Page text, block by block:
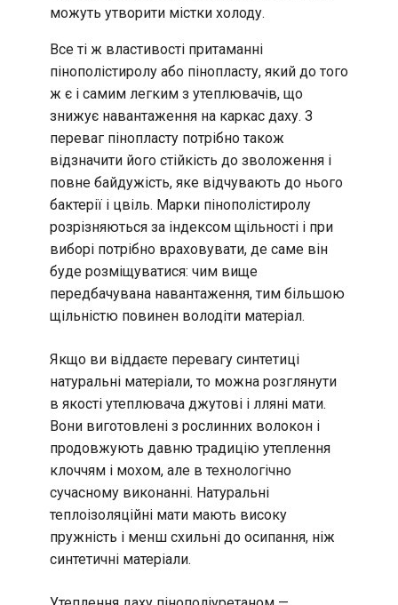
можуть утворити містки холоду.
Все ті ж властивості притаманні
пінополістиролу або пінопласту, який до того
ж є і самим легким з утеплювачів, що
знижує навантаження на каркас даху. З
переваг пінопласту потрібно також
відзначити його стійкість до зволоження і
повне байдужість, яке відчувають до нього
бактерії і цвіль. Марки пінополістиролу
розрізняються за індексом щільності і при
виборі потрібно враховувати, де саме він
буде розміщуватися: чим вище
передбачувана навантаження, тим більшою
щільністю повинен володіти матеріал.
Якщо ви віддаєте перевагу синтетиці
натуральні матеріали, то можна розглянути
в якості утеплювача джутові і лляні мати.
Вони виготовлені з рослинних волокон і
продовжують давню традицію утеплення
клоччям і мохом, але в технологічно
сучасному виконанні. Натуральні
теплоізоляційні мати мають високу
пружність і менш схильні до осипання, ніж
синтетичні матеріали.